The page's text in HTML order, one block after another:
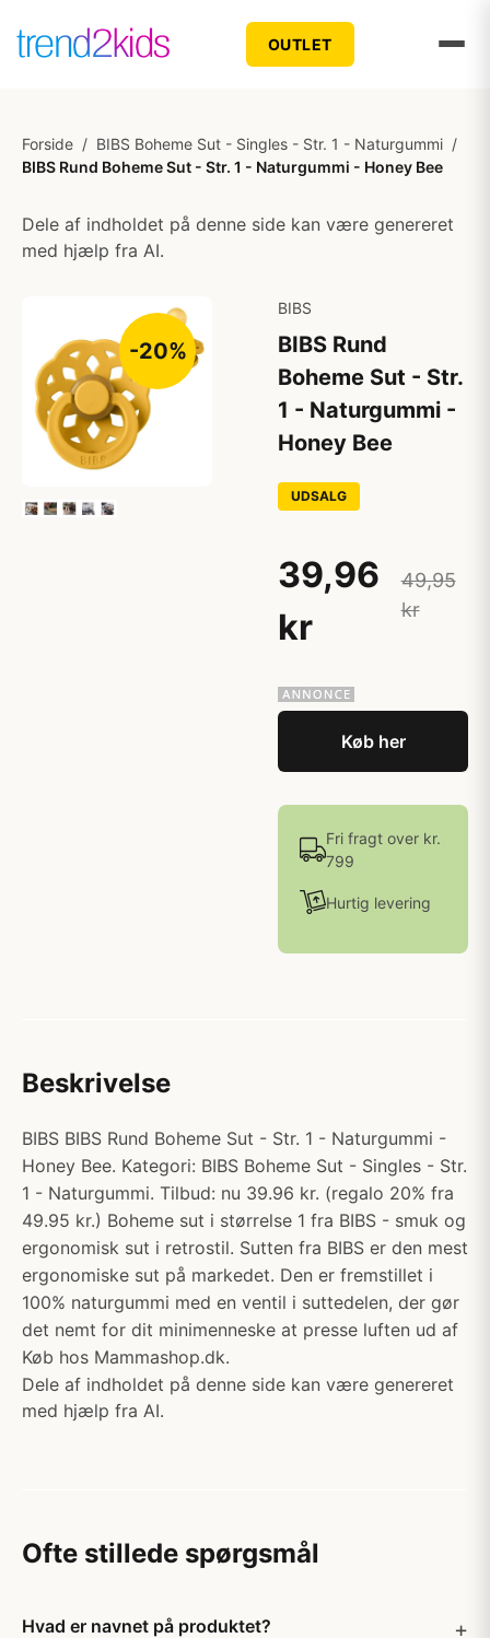
OUTLET
Forside / BIBS Boheme Sut - Singles - Str. 1 - Naturgummi /
BIBS Rund Boheme Sut - Str. 1 - Naturgummi - Honey Bee
Dele af indholdet på denne side kan være genereret
med hjælp fra AI.
-20%
BIBS
BIBS Rund
Boheme Sut - Str.
1 - Naturgummi -
Honey Bee
UDSALG
39,96
kr
49,95
kr
Køb her
Fri fragt over kr.
799
Hurtig levering
Beskrivelse
BIBS BIBS Rund Boheme Sut - Str. 1 - Naturgummi -
Honey Bee. Kategori: BIBS Boheme Sut - Singles - Str.
1 - Naturgummi. Tilbud: nu 39.96 kr. (regalo 20% fra
49.95 kr.) Boheme sut i størrelse 1 fra BIBS - smuk og
ergonomisk sut i retrostil. Sutten fra BIBS er den mest
ergonomiske sut på markedet. Den er fremstillet i
100% naturgummi med en ventil i suttedelen, der gør
det nemt for dit minimenneske at presse luften ud af
Køb hos Mammashop.dk.
Dele af indholdet på denne side kan være genereret
med hjælp fra AI.
Ofte stillede spørgsmål
Hvad er navnet på produktet?